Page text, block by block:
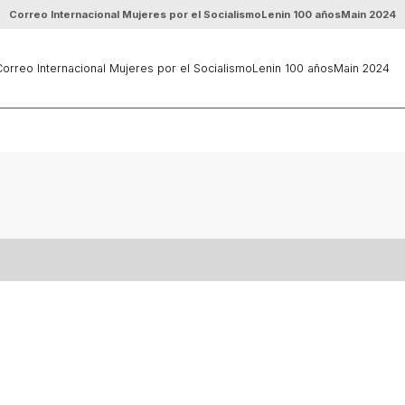
Correo Internacional Mujeres por el SocialismoLenin 100 añosMain 2024
Internacional Mujeres por el SocialismoLenin 100 añosMain 2024